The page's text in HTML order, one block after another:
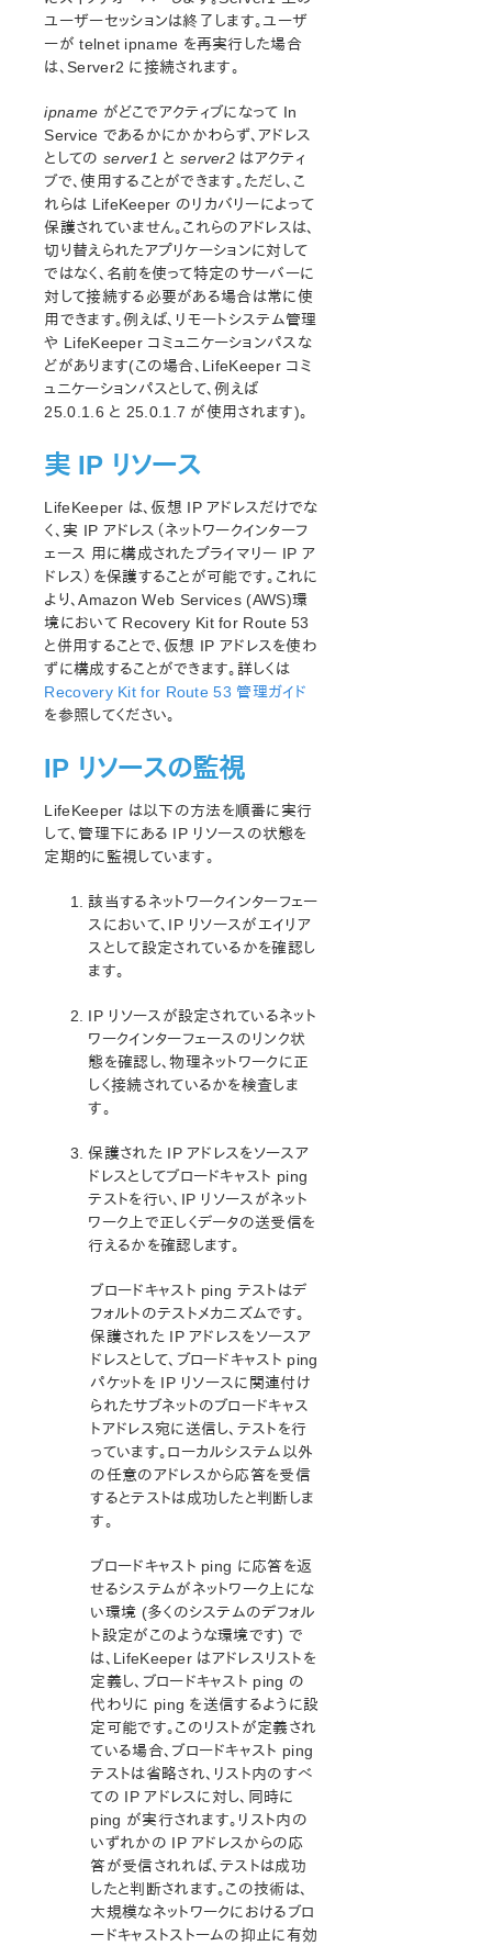
はじめに
LifeKeeper Single Server Protection インストレーションガ
イド
LifeKeeper Single Server Protection テクニカルドキュメ
プロダクトライフサイクル
LifeKeeper Web Management Console (LKWMC)
アーキテクチャー
動作環境
クイックスタートガイド
GUI
既知の問題と制限事項
PDFでダウンロード
ユーザーセッションは終了します。ユーザ
ーが telnet ipname を再実行した場合
は、Server2 に接続されます。
ipname がどこでアクティブになって In
Service であるかにかかわらず、アドレス
としての server1 と server2 はアクティ
ブで、使用することができます。ただし、こ
れらは LifeKeeper のリカバリーによって
保護されていません。これらのアドレスは、
切り替えられたアプリケーションに対して
ではなく、名前を使って特定のサーバーに
対して接続する必要がある場合は常に使
用できます。例えば、リモートシステム管理
や LifeKeeper コミュニケーションパスな
どがあります(この場合、LifeKeeper コミ
ュニケーションパスとして、例えば
25.0.1.6 と 25.0.1.7 が使用されます)。
実 IP リソース
LifeKeeper は、仮想 IP アドレスだけでな
く、実 IP アドレス（ネットワークインターフ
ェース 用に構成されたプライマリー IP ア
ドレス）を保護することが可能です。これに
より、Amazon Web Services (AWS)環
境において Recovery Kit for Route 53
と併用することで、仮想 IP アドレスを使わ
ずに構成することができます。詳しくは
Recovery Kit for Route 53 管理ガイド
を参照してください。
IP リソースの監視
LifeKeeper は以下の方法を順番に実行
して、管理下にある IP リソースの状態を
定期的に監視しています。
該当するネットワークインターフェー
スにおいて、IP リソースがエイリア
スとして設定されているかを確認し
ます。
IP リソースが設定されているネット
ワークインターフェースのリンク状
態を確認し、物理ネットワークに正
しく接続されているかを検査しま
す。
保護された IP アドレスをソースア
ドレスとしてブロードキャスト ping
テストを行い、IP リソースがネット
ワーク上で正しくデータの送受信を
行えるかを確認します。
ブロードキャスト ping テストはデ
フォルトのテストメカニズムです。
保護された IP アドレスをソースア
ドレスとして、ブロードキャスト ping
パケットを IP リソースに関連付け
られたサブネットのブロードキャス
トアドレス宛に送信し、テストを行
っています。ローカルシステム以外
の任意のアドレスから応答を受信
するとテストは成功したと判断しま
す。
ブロードキャスト ping に応答を返
せるシステムがネットワーク上にな
い環境 (多くのシステムのデフォル
ト設定がこのような環境です) で
は、LifeKeeper はアドレスリストを
定義し、ブロードキャスト ping の
代わりに ping を送信するように設
定可能です。このリストが定義され
ている場合、ブロードキャスト ping
テストは省略され、リスト内のすべ
ての IP アドレスに対し、同時に
ping が実行されます。リスト内の
いずれかの IP アドレスからの応
答が受信されれば、テストは成功
したと判断されます。この技術は、
大規模なネットワークにおけるブロ
ードキャストストームの抑止に有効